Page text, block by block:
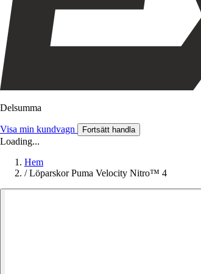
Delsumma
Visa min kundvagn Fortsätt handla
Loading...
Hem
/ Löparskor Puma Velocity Nitro™ 4